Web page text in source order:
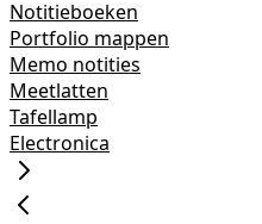
Notitieboeken
Portfolio mappen
Memo notities
Meetlatten
Tafellamp
Electronica